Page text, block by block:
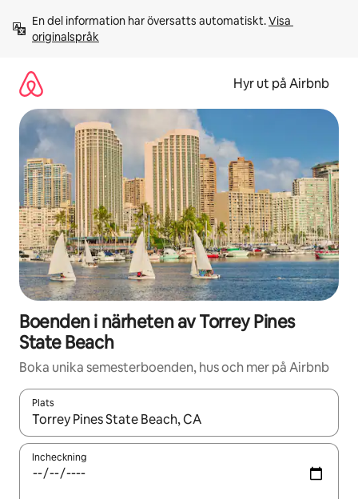
innehåll
En del information har översatts automatiskt. Visa
originalspråk
Hyr ut på Airbnb
Boenden i närheten av Torrey Pines
State Beach
Boka unika semesterboenden, hus och mer på Airbnb
Plats
När resultaten är tillgängliga kan du navigera med upp- och
Incheckning